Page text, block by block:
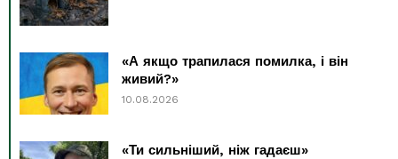
«А якщо трапилася помилка, і він
живий?»
10.08.2026
«Ти сильніший, ніж гадаєш»